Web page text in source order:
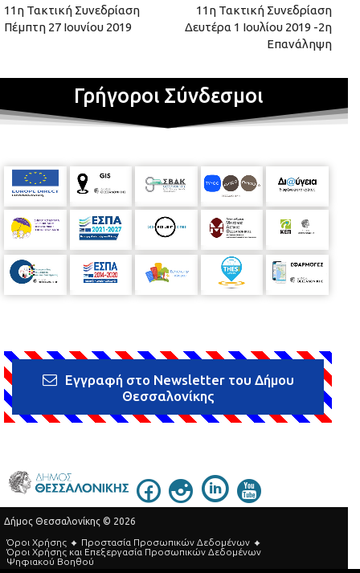
11η Τακτική Συνεδρίαση
Πέμπτη 27 Ιουνίου 2019
11η Τακτική Συνεδρίαση
Δευτέρα 1 Ιουλίου 2019 -2η
Επανάληψη
Γρήγοροι Σύνδεσμοι
Εγγραφή στο Newsletter του Δήμου
Θεσσαλονίκης
Δήμος Θεσσαλονίκης © 2026
Όροι Χρήσης
Προστασία Προσωπικών Δεδομένων
Όροι Xρήσης και Eπεξεργασία Προσωπικών Δεδομένων
Ψηφιακού Βοηθού